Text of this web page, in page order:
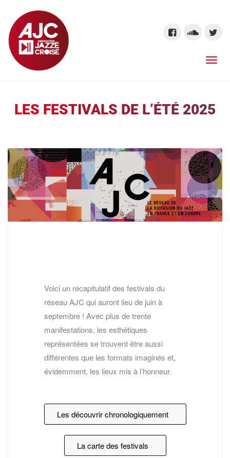
LES FESTIVALS DE L’ÉTÉ 2025
Voici un récapitulatif des festivals du
réseau AJC qui auront lieu de juin à
septembre ! Avec plus de trente
manifestations, les esthétiques
représentées se trouvent être aussi
différentes que les formats imaginés et,
évidemment, les lieux mis à l’honneur.
Les découvrir chronologiquement
La carte des festivals